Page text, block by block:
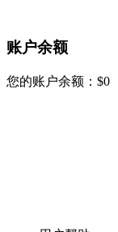
账户余额
您的账户余额： $0